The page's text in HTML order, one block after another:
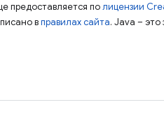
предоставляется полицензии
вправилах сайта. Java –